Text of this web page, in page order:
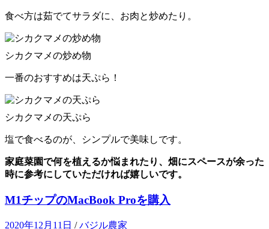
食べ方は茹でてサラダに、お肉と炒めたり。
シカクマメの炒め物
一番のおすすめは天ぷら！
シカクマメの天ぷら
塩で食べるのが、シンプルで美味しです。
家庭菜園で何を植えるか悩まれたり、畑にスペースが余った
時に参考にしていただければ嬉しいです。
M1チップのMacBook Proを購入
2020年12月11日 /バジル農家